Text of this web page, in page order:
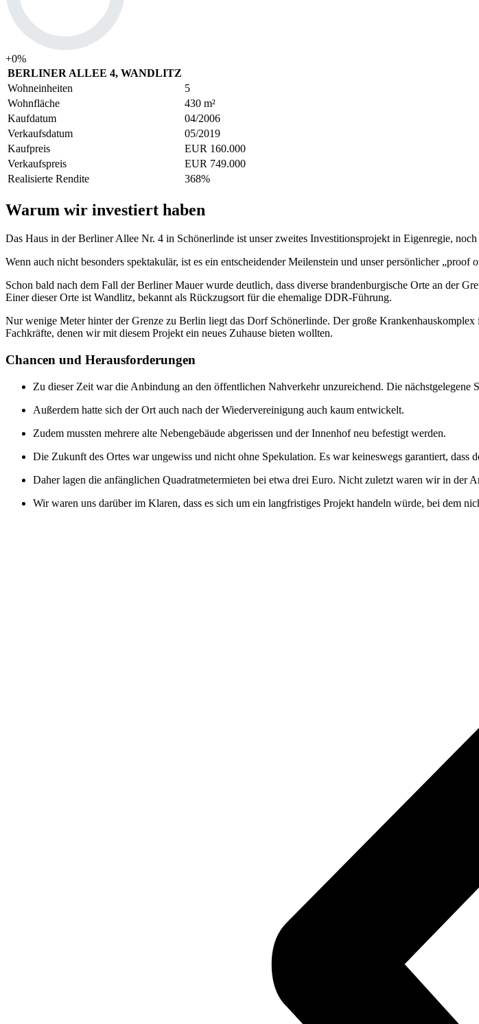
+0%
BERLINER ALLEE 4, WANDLITZ
Wohneinheiten
5
Wohnfläche
430 m²
Kaufdatum
04/2006
Verkaufsdatum
05/2019
Kaufpreis
EUR 160.000
Verkaufspreis
EUR 749.000
Realisierte Rendite
368%
Warum wir investiert haben
Das Haus in der Berliner Allee Nr. 4 in Schönerlinde ist unser zweites Investitionsprojekt in Eigenregie,
Wenn auch nicht besonders spektakulär, ist es ein entscheidender Meilenstein und unser persönlicher
Schon bald nach dem Fall der Berliner Mauer wurde deutlich, dass diverse brandenburgische Orte an der
Einer dieser Orte ist Wandlitz, bekannt als Rückzugsort für die ehemalige DDR-Führung.
Nur wenige Meter hinter der Grenze zu Berlin liegt das Dorf Schönerlinde. Der große
Fachkräfte, denen wir mit diesem Projekt ein neues Zuhause bieten wollten.
Chancen und Herausforderungen
Zu dieser Zeit war die Anbindung an den öffentlichen Nahverkehr unzureichend. Die nächstgelegene
Außerdem hatte sich der Ort auch nach der Wiedervereinigung auch kaum entwickelt.
Zudem mussten mehrere alte Nebengebäude abgerissen und der Innenhof neu befestigt werden.
Die Zukunft des Ortes war ungewiss und nicht ohne Spekulation. Es war keineswegs garantiert,
Daher lagen die anfänglichen Quadratmetermieten bei etwa drei Euro. Nicht zuletzt waren wir in der
Wir waren uns darüber im Klaren, dass es sich um ein langfristiges Projekt handeln würde, bei dem